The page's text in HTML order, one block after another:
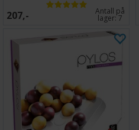
207,- Antall på
lager:7